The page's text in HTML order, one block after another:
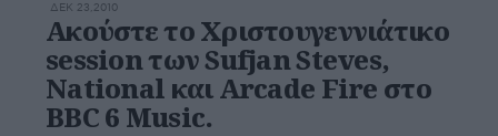
ΔΕΚ 23,2010
Ακούστε το Χριστουγεννιάτικο
session των Sufjan Steves,
National και Arcade Fire στο
BBC 6 Music.